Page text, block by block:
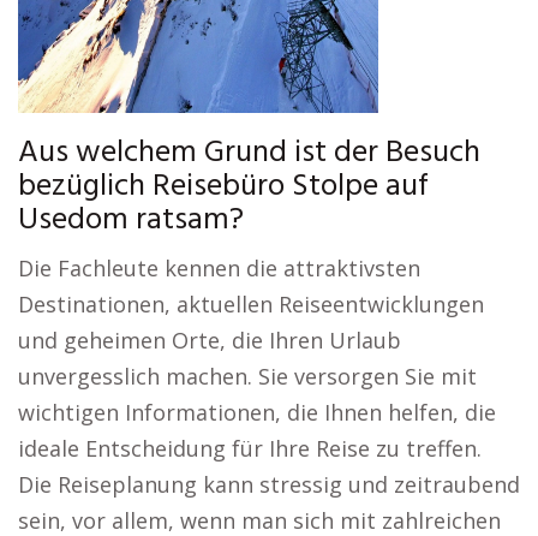
Aus welchem Grund ist der Besuch
bezüglich Reisebüro Stolpe auf
Usedom ratsam?
Die Fachleute kennen die attraktivsten
Destinationen, aktuellen Reiseentwicklungen
und geheimen Orte, die Ihren Urlaub
unvergesslich machen. Sie versorgen Sie mit
wichtigen Informationen, die Ihnen helfen, die
ideale Entscheidung für Ihre Reise zu treffen.
Die Reiseplanung kann stressig und zeitraubend
sein, vor allem, wenn man sich mit zahlreichen